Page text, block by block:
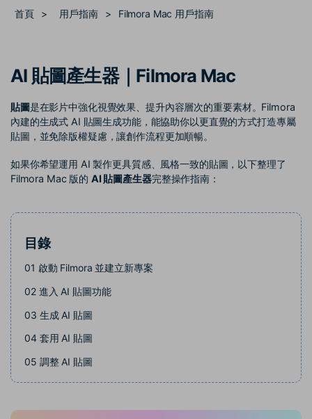
支援
速生成相似風格影片
100 點兌積分
部落格
幫助中心
聯絡我們
我們隨時為您提供協助
案例分享
如何用 Filmora 做出影響力
聯盟計劃 企業服務
立即購買 登入
搜尋
首頁 > 用戶指南 > Filmora Mac 用戶指南
AI 貼圖產生器｜Filmora Mac
貼圖是在影片中強化視覺效果、提升內容層次的重要素材。Filmora
內建的生成式 AI 貼圖生成功能，能協助你以更直覺的方式打造專屬
貼圖，並免除版權疑慮，讓創作流程更加順暢。
如果你希望運用 AI 製作更具質感、風格一致的貼圖，以下整理了
Filmora Mac 版的 AI 貼圖產生器完整操作指南：
目錄
01 啟動 Filmora 並建立新專案
02進入 AI 貼圖功能
03 生成 AI 貼圖
04套用 AI 貼圖
05 調整 AI 貼圖